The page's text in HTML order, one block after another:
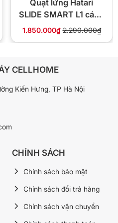
sự bền bỉ
Quạt lửng Hatari
SLIDE SMART L1 cánh
45cm Thái Lan
1.850.000₫ 2.290.000₫
CELLHOME
Kiến Hưng, TP Hà Nội
CHÍNH SÁCH
Chính sách bảo mật
Chính sách đổi trả hàng
Chính sách vận chuyển